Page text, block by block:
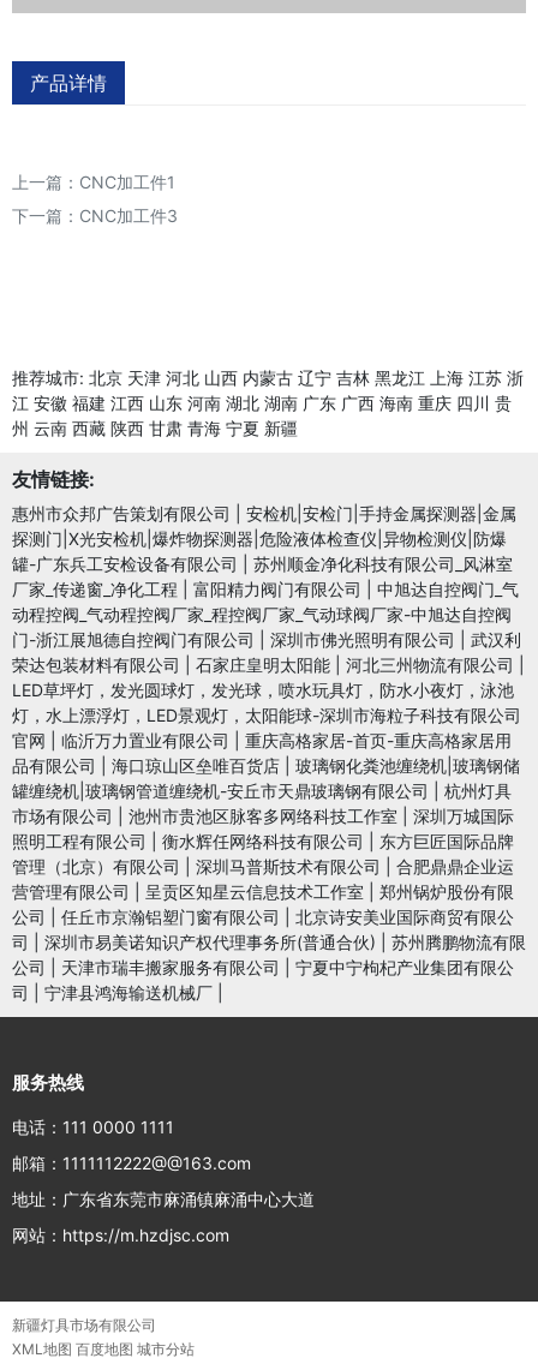
产品详情
上一篇： CNC加工件1
下一篇： CNC加工件3
推荐城市: 北京 天津 河北 山西 内蒙古 辽宁 吉林 黑龙江 上海 江苏 浙
江 安徽 福建 江西 山东 河南 湖北 湖南 广东 广西 海南 重庆 四川 贵
州 云南 西藏 陕西 甘肃 青海 宁夏 新疆
友情链接:
惠州市众邦广告策划有限公司
安检机|安检门|手持金属探测器|金属
探测门|X光安检机|爆炸物探测器|危险液体检查仪|异物检测仪|防爆
罐-广东兵工安检设备有限公司
苏州顺金净化科技有限公司_风淋室
厂家_传递窗_净化工程
富阳精力阀门有限公司
中旭达自控阀门_气
动程控阀_气动程控阀厂家_程控阀厂家_气动球阀厂家-中旭达自控阀
门-浙江展旭德自控阀门有限公司
深圳市佛光照明有限公司
武汉利
荣达包装材料有限公司
石家庄皇明太阳能 河北三州物流有限公司
LED草坪灯，发光圆球灯，发光球，喷水玩具灯，防水小夜灯，泳池
灯，水上漂浮灯，LED景观灯，太阳能球-深圳市海粒子科技有限公司
官网
临沂万力置业有限公司
重庆高格家居-首页-重庆高格家居用
品有限公司
海口琼山区垒唯百货店
玻璃钢化粪池缠绕机|玻璃钢储
罐缠绕机|玻璃钢管道缠绕机-安丘市天鼎玻璃钢有限公司
杭州灯具
市场有限公司
池州市贵池区脉客多网络科技工作室
深圳万城国际
照明工程有限公司
衡水辉任网络科技有限公司
东方巨匠国际品牌
管理（北京）有限公司
深圳马普斯技术有限公司
合肥鼎鼎企业运
营管理有限公司
呈贡区知星云信息技术工作室
郑州锅炉股份有限
公司
任丘市京瀚铝塑门窗有限公司
北京诗安美业国际商贸有限公
司
深圳市易美诺知识产权代理事务所(普通合伙)
苏州腾鹏物流有限
公司
天津市瑞丰搬家服务有限公司
宁夏中宁枸杞产业集团有限公
司
宁津县鸿海输送机械厂
服务热线
电话：111 0000 1111
邮箱：1111112222@@163.com
地址：广东省东莞市麻涌镇麻涌中心大道
网站：https://m.hzdjsc.com
新疆灯具市场有限公司
XML地图 百度地图 城市分站